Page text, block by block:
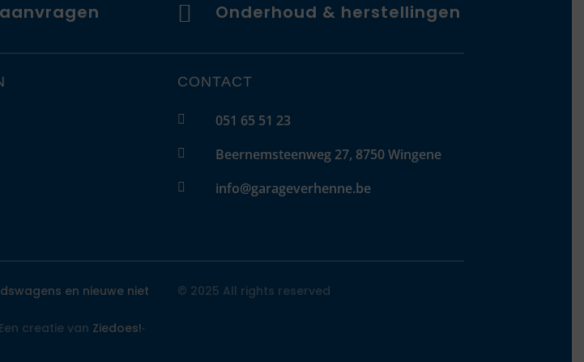
 Onderhoud & herstellingen
CONTACT
 051 65 51 23
 Beernemsteenweg 27, 8750 Wingene
 info@garageverhenne.be
en nieuwe niet
Een creatie van Ziedoes!·
© 2025 All rights reserved